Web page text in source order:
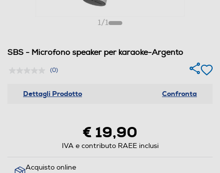
1/1
SBS - Microfono speaker per karaoke-Argento
(0)
Dettagli Prodotto Confronta
€ 19,90
IVA e contributo RAEE inclusi
Acquisto online